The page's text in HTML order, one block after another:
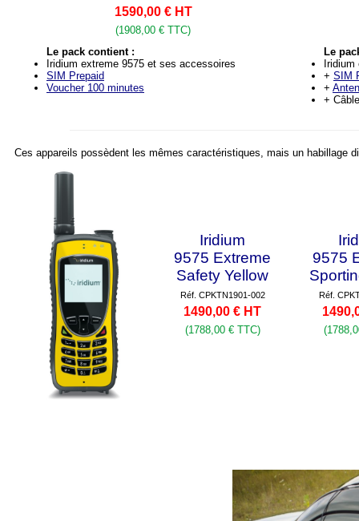
1590,00 € HT
(1908,00 € TTC)
Le pack contient :
Iridium extreme 9575 et ses accessoires
SIM Prepaid
Voucher 100 minutes
Le
+ SIM
+
+
Ces appareils possèdent les mêmes caractéristiques, mais un habillage
Iridium
9575 Extreme
Safety Yellow
Réf. CPKTN1901-002
1490,00 € HT
(1788,00 € TTC)
9575
Réf.